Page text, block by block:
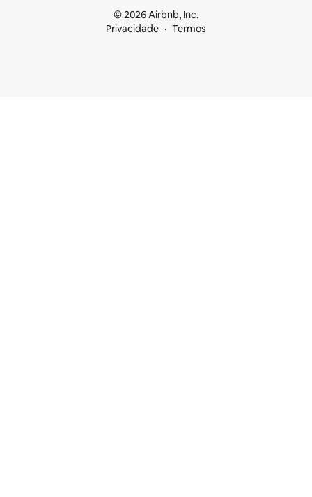
© 2026 Airbnb, Inc.
Privacidade
Termos